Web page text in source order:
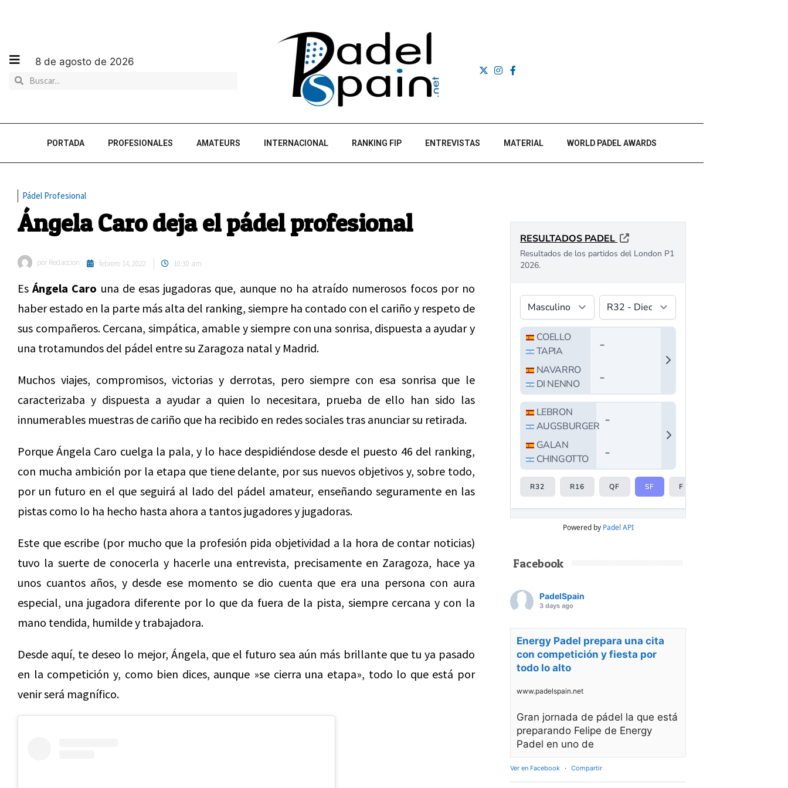
8 de agosto de 2026
PORTADA PROFESIONALES AMATEURS INTERNACIONAL RANKING FIP ENTREVISTAS MATERIAL WORLD PADEL AWARDS
Pádel Profesional
Ángela Caro deja el pádel profesional
por Redaccion febrero 14, 2022 10:30 am
EsÁngela Caro una de esas jugadoras que, aunque no ha atraído numerosos focos por no
haber estado en la parte más alta del ranking, siempre ha contado con el cariño y respeto de
sus compañeros. Cercana, simpática, amable y siempre con una sonrisa, dispuesta a ayudar y
una trotamundos del pádel entre su Zaragoza natal y Madrid.
Muchos viajes, compromisos, victorias y derrotas, pero siempre con esa sonrisa que le
caracterizaba y dispuesta a ayudar a quien lo necesitara, prueba de ello han sido las
innumerables muestras de cariño que ha recibido en redes sociales tras anunciar su retirada.
Porque Ángela Caro cuelga la pala, y lo hace despidiéndose desde el puesto 46 del ranking,
con mucha ambición por la etapa que tiene delante, por sus nuevos objetivos y, sobre todo,
por un futuro en el que seguirá al lado del pádel amateur, enseñando seguramente en las
pistas como lo ha hecho hasta ahora a tantos jugadores y jugadoras.
Este que escribe (por mucho que la profesión pida objetividad a la hora de contar noticias)
tuvo la suerte de conocerla y hacerle una entrevista, precisamente en Zaragoza, hace ya
unos cuantos años, y desde ese momento se dio cuenta que era una persona con aura
especial, una jugadora diferente por lo que da fuera de la pista, siempre cercana y con la
mano tendida, humilde y trabajadora.
Desde aquí, te deseo lo mejor, Ángela, que el futuro sea aún más brillante que tu ya pasado
en la competición y, como bien dices, aunque »se cierra una etapa», todo lo que está por
venir será magnífico.
Powered by Padel API
Facebook
PadelSpain
3 days ago
Energy Padel prepara una cita
con competición y fiesta por
todo lo alto
www.padelspain.net
Gran jornada de pádel la que está
preparando Felipe de Energy
Padel en uno de
Ver en Facebook · Compartir